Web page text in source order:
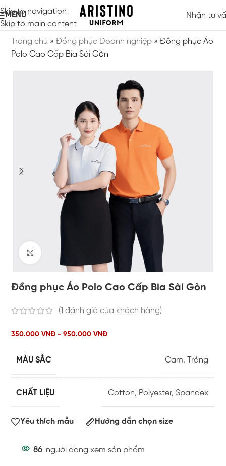
Skip to navigation
Skip to main content
MENU Nhận tư
Trang chủ »Đồng phục Doanh nghiệp »Đồng phục Áo
Polo Cao Cấp Bia Sài Gòn
Click to enlarge
Đồng phục Áo Polo Cao Cấp Bia Sài Gòn
(1 đánh giá của khách hàng)
350.000 VNĐ - 950.000 VNĐ
MÀU SẮC Cam, Trắng
CHẤT LIỆU Cotton, Polyester,Spandex
Yêu thích mẫu Hướng dẫn chọn size
86 người đang xem sản phẩm